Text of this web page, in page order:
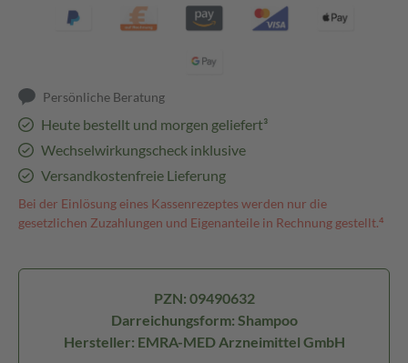
Persönliche Beratung
Heute bestellt und morgen geliefert³
Wechselwirkungscheck inklusive
Versandkostenfreie Lieferung
Bei der Einlösung eines Kassenrezeptes werden nur die
gesetzlichen Zuzahlungen und Eigenanteile in Rechnung gestellt.⁴
PZN: 09490632
Darreichungsform: Shampoo
Hersteller: EMRA-MED Arzneimittel GmbH